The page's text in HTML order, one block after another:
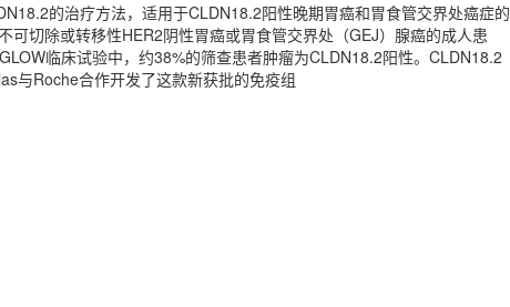
的治疗方法，适用于CLDN18.2阳性晚期胃癌和胃食管交界处癌症的
切除或转移性HER2阴性胃癌或胃食管交界处（GEJ）腺癌的成人患
临床试验中，约38%的筛查患者肿瘤为CLDN18.2阳性。CLDN18.2
与Roche合作开发了这款新获批的免疫组